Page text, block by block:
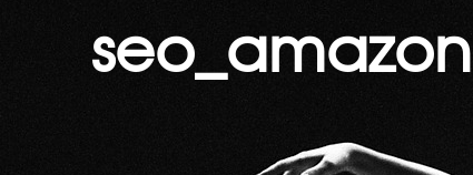
seo_amazon